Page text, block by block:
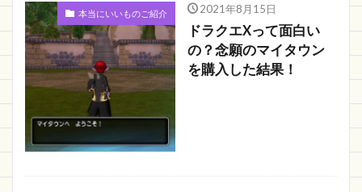
本当にいいものご紹介 2021年8月15日
ドラクエXって面白い
の？念願のマイタウン
を購入した結果！